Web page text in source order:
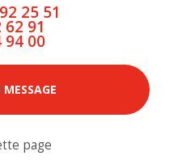
25 51
62 91
94 00
page